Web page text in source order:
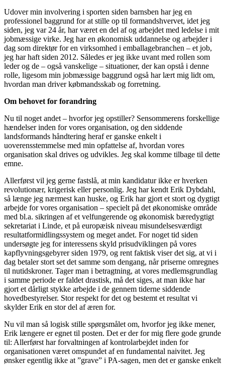
Udover min involvering i sporten siden barnsben har jeg en
professionel baggrund for at stille op til formandshvervet, idet jeg
siden, jeg var 24 år, har været en del af og arbejdet med ledelse i mit
jobmæssige virke. Jeg har en økonomisk uddannelse og arbejder i
dag som direktør for en virksomhed i emballagebranchen – et job,
jeg har haft siden 2012. Således er jeg ikke uvant med rollen som
leder og de – også vanskelige – situationer, der kan opstå i denne
rolle, ligesom min jobmæssige baggrund også har lært mig lidt om,
hvordan man driver købmandsskab og forretning.
Om behovet for forandring
Nu til noget andet – hvorfor jeg opstiller? Sensommerens forskellige
hændelser inden for vores organisation, og den siddende
landsformands håndtering heraf er ganske enkelt i
uoverensstemmelse med min opfattelse af, hvordan vores
organisation skal drives og udvikles. Jeg skal komme tilbage til dette
emne.
Allerførst vil jeg gerne fastslå, at min kandidatur ikke er hverken
revolutionær, krigerisk eller personlig. Jeg har kendt Erik Dybdahl,
så længe jeg nærmest kan huske, og Erik har gjort et stort og dygtigt
arbejde for vores organisation – specielt på det økonomiske område
med bl.a. sikringen af et velfungerende og økonomisk bæredygtigt
sekretariat i Linde, et på europæisk niveau misundelsesværdigt
resultatformidlingssystem og meget andet. For noget tid siden
undersøgte jeg for interessens skyld prisudviklingen på vores
kapflyvningsgebyrer siden 1979, og rent faktisk viser det sig, at vi i
dag betaler stort set det samme som dengang, når priserne omregnes
til nutidskroner. Tager man i betragtning, at vores medlemsgrundlag
i samme periode er faldet drastisk, må det siges, at man ikke har
gjort et dårligt stykke arbejde i de gennem tiderne siddende
hovedbestyrelser. Stor respekt for det og bestemt et resultat vi
skylder Erik en stor del af æren for.
Nu vil man så logisk stille spørgsmålet om, hvorfor jeg ikke mener,
Erik længere er egnet til posten. Det er der for mig flere gode grunde
til: Allerførst har forvaltningen af kontrolarbejdet inden for
organisationen været omspundet af en fundamental naivitet. Jeg
ønsker egentlig ikke at ”grave” i PA-sagen, men det er ganske enkelt